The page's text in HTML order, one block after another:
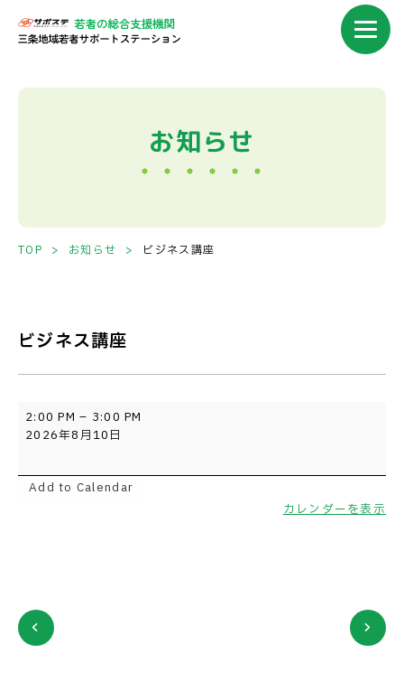
お知らせ
TOP お知らせ ビジネス講座
ビジネス講座
ビ
ジ
講
2:00 PM – 3:00 PM
2026年8月10日
Add to Calendar
カレンダーを表示